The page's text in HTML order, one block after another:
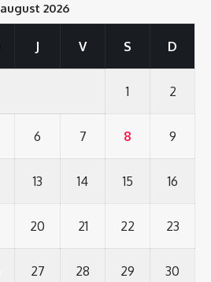
august 2026
J V S D
1 2
6 7 8 9
13 14 15 16
20 21 22 23
27 28 29 30